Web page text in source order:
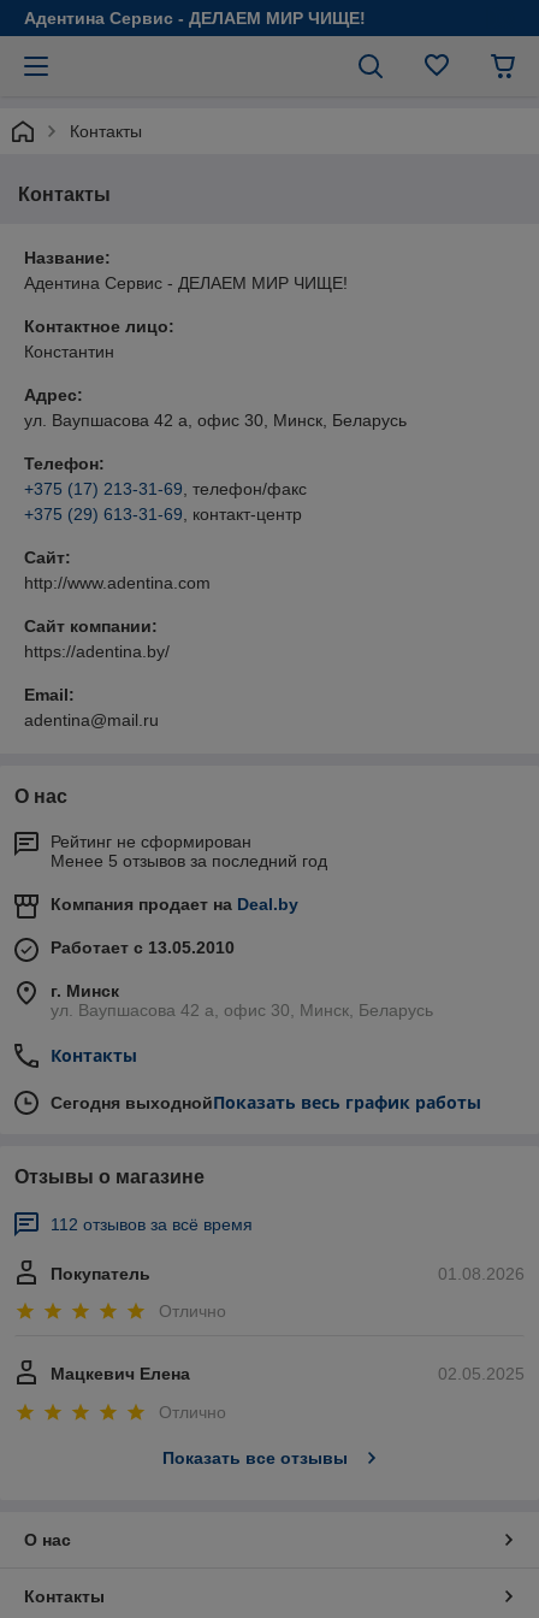
Адентина Сервис - ДЕЛАЕМ МИР ЧИЩЕ!
Контакты
Контакты
Название:
Адентина Сервис - ДЕЛАЕМ МИР ЧИЩЕ!
Контактное лицо:
Константин
Адрес:
ул. Ваупшасова 42 а, офис 30, Минск, Беларусь
Телефон:
+375 (17) 213-31-69 , телефон/факс
+375 (29) 613-31-69 , контакт-центр
Сайт:
http://www.adentina.com
Сайт компании:
https://adentina.by/
Email:
adentina@mail.ru
О нас
Рейтинг не сформирован
Менее 5 отзывов за последний год
Компания продает на Deal.by
Работает с 13.05.2010
г. Минск
ул. Ваупшасова 42 а, офис 30, Минск, Беларусь
Контакты
Сегодня выходнойПоказать весь график работы
Отзывы о магазине
112 отзывов за всё время
01.08.2026
Покупатель
Отлично
02.05.2025
Мацкевич Елена
Отлично
Показать все отзывы
О нас
Контакты